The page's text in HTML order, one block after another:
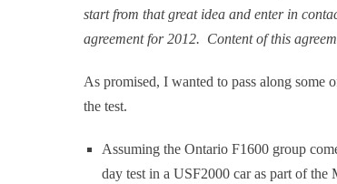
start from that great idea and enter in
agreement for 2012. Content of this
As promised, I wanted to pass along
the test.
Assuming the Ontario F1600 group
day test in a USF2000 car as part of